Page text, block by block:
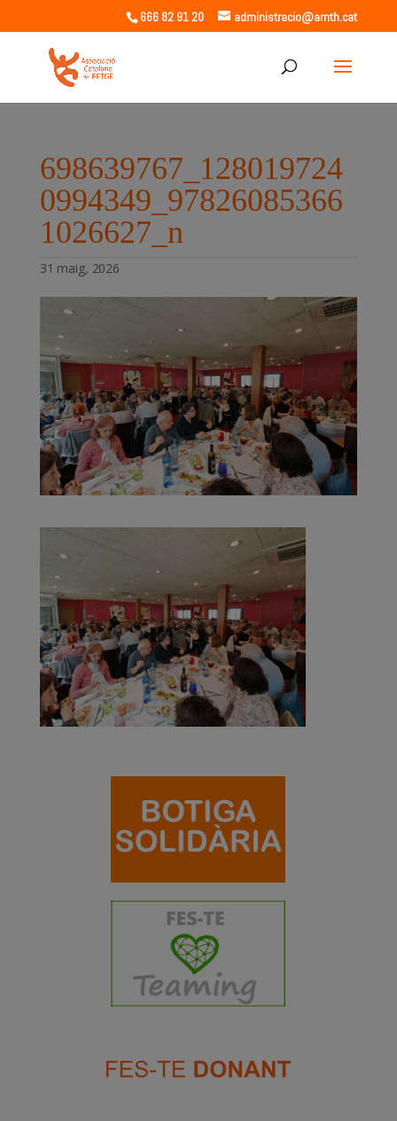
666 82 91 20 administracio@amth.cat
698639767_128019724
0994349_97826085366
1026627_n
31 maig, 2026